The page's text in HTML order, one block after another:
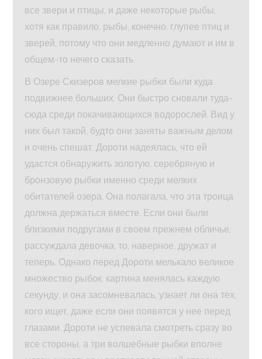
все звери и птицы, и даже некоторые рыбы,
хотя как правило, рыбы, конечно, глупее птиц и
зверей, потому что они медленно думают и им в
общем-то нечего сказать.
В Озере Скизеров мелкие рыбки были куда
подвижнее больших. Они быстро сновали туда-
сюда среди покачивающихся водорослей. Вид у
них был такой, будто они заняты важным делом
и очень спешат. Дороти надеялась, что ей
удастся обнаружить золотую, серебряную и
бронзовую рыбки именно среди мелких
обитателей озера. Она полагала, что эта троица
должна держаться вместе. Если они были
близкими подругами в своем прежнем обличье,
рассуждала девочка, то, наверное, дружат и
теперь. Однако перед Дороти мелькало великое
множество рыбок, картина менялась каждую
секунду, и она засомневалась, узнает ли она тех,
кого ищет, даже если они появятся у нее перед
глазами. Дороти не успевала смотреть сразу во
все стороны, а три волшебные рыбки вполне